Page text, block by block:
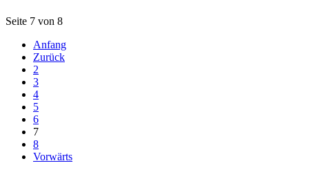
Seite 7 von 8
Anfang
Zurück
2
3
4
5
6
7
8
Vorwärts